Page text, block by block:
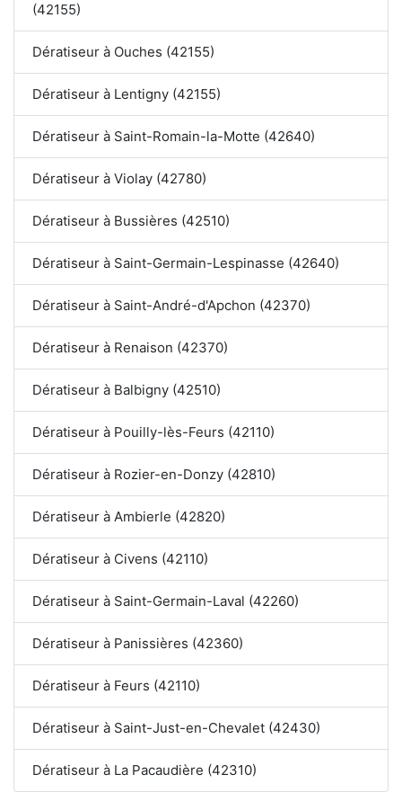
(42155)
Dératiseur à Ouches (42155)
Dératiseur à Lentigny (42155)
Dératiseur à Saint-Romain-la-Motte (42640)
Dératiseur à Violay (42780)
Dératiseur à Bussières (42510)
Dératiseur à Saint-Germain-Lespinasse (42640)
Dératiseur à Saint-André-d'Apchon (42370)
Dératiseur à Renaison (42370)
Dératiseur à Balbigny (42510)
Dératiseur à Pouilly-lès-Feurs (42110)
Dératiseur à Rozier-en-Donzy (42810)
Dératiseur à Ambierle (42820)
Dératiseur à Civens (42110)
Dératiseur à Saint-Germain-Laval (42260)
Dératiseur à Panissières (42360)
Dératiseur à Feurs (42110)
Dératiseur à Saint-Just-en-Chevalet (42430)
Dératiseur à La Pacaudière (42310)